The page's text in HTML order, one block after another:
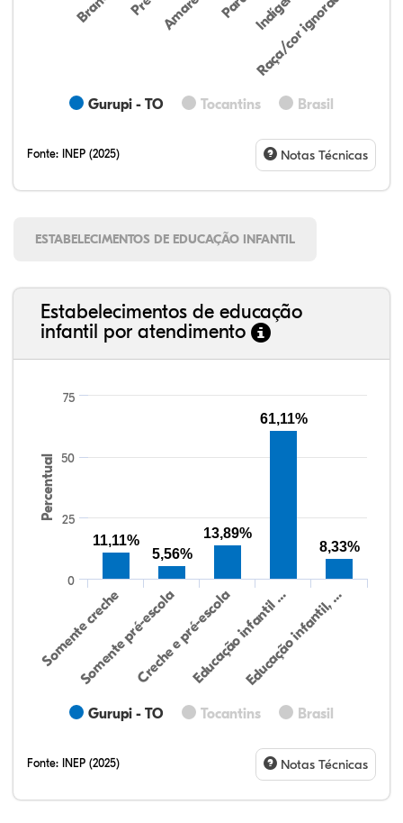
Gurupi - TO Tocantins Brasil
Raça/cor ignorada
Fonte: INEP (2025) Notas Técnicas
ESTABELECIMENTOS DE EDUCAÇÃO INFANTIL
Estabelecimentos de educação
infantil por atendimento
Percentual
Gurupi - TO Tocantins Brasil
Somente creche
Somente pré-escolaCreche e pré-escolaEducação infantil …Educação infantil, …
0
25
50
75
11,11%
5,56%
13,89%
61,11%
8,33%
Fonte: INEP (2025) Notas Técnicas